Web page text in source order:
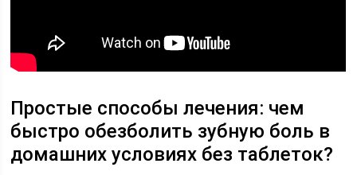
Простые способы лечения: чем
быстро обезболить зубную боль в
домашних условиях без таблеток?